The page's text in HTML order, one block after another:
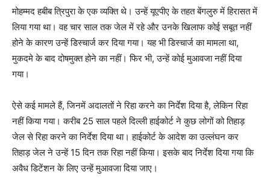
मोहम्‍मद हबीब त्रिपुरा के एक व्यक्ति थे। उन्हें यूएपीए के तहत बेंगलुरु में हिरासत में
लिया गया था। वहचारसाल तक जेल में रहे और उनके खिलाफ कोई सबूत नहीं
होने के कारण उन्हें डिस्चार्ज कर दिया गया। यह भी डिस्चार्ज का मामला था,
मुकदमे के बाद दोषमुक्त होने का नहीं। फिर भी,उन्हें कोई मुआवजा नहीं दिया
गया।
ऐसे कई मामले हैं,जिनमें अदालतों ने रिहा करने का निर्देश दिया है,लेकिन रिहा
नहीं किया गया। करीब 25 साल पहले दिल्ली हाईकोर्ट ने कुछ लोगों को तिहाड़
जेल से रिहा करने का निर्देश दिया था। हाईकोर्ट के आदेश का उल्लंघन कर
तिहाड़ जेल ने उन्हें 15 दिन तक रिहा नहीं किया। इसके बाद निर्देश दिया गया कि
अवैध ड‌िटेंशन के लिए उन्हें मुआवजा दिया जाए।